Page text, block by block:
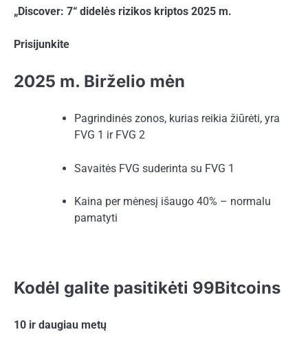
„Discover: 7“ didelės rizikos kriptos 2025 m.
Prisijunkite
2025 m. Birželio mėn
Pagrindinės zonos, kurias reikia žiūrėti, yra
FVG 1 ir FVG 2
Savaitės FVG suderinta su FVG 1
Kaina per mėnesį išaugo 40% – normalu
pamatyti
Kodėl galite pasitikėti 99Bitcoins
10 ir daugiau metų